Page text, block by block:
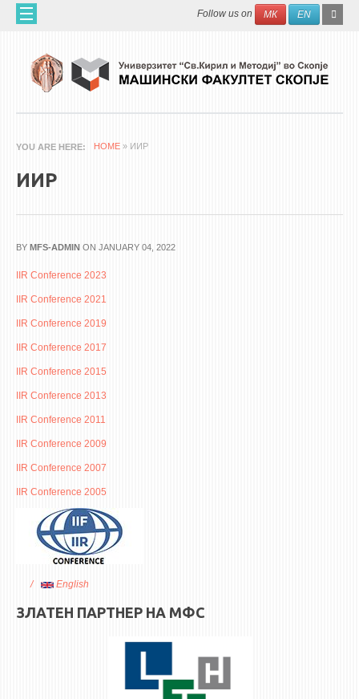
Skip to main content Search
Follow us on МК EN
ЗА НАС
60 ГОДИНИ МФ
НАУЧНА ДЕЈНОСТ
АПЛИКАТИВНА ДЕЈНОСТ
МЕЃУНАРОДНА СОРАБОТКА
AIR QUALITY MODELLING
АКТИ
АКТИ
ИНФОРМАЦИИ ОД ЈАВЕН КАРАКТЕР
YOU ARE HERE HOME » ИИР
ИИР
BY MFS-ADMIN ON JANUARY 04, 2022
IIR Conference 2023
IIR Conference 2021
IIR Conference 2019
IIR Conference 2017
IIR Conference 2015
IIR Conference 2013
IIR Conference 2011
IIR Conference 2009
IIR Conference 2007
IIR Conference 2005
English
ЗЛАТЕН ПАРТНЕР НА МФС